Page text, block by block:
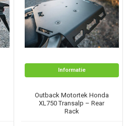
Informatie
Outback Motortek Honda
XL750 Transalp – Rear
Rack